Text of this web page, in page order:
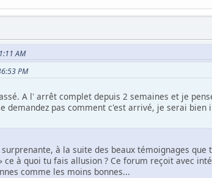
AM
PM
A l' arrêt complet depuis 2 semaines et je
demandez pas comment c'est arrivé, je serai bien
à la suite des beaux témoignages
à quoi tu fais allusion ? Ce forum reçoit avec
comme les moins bonnes...